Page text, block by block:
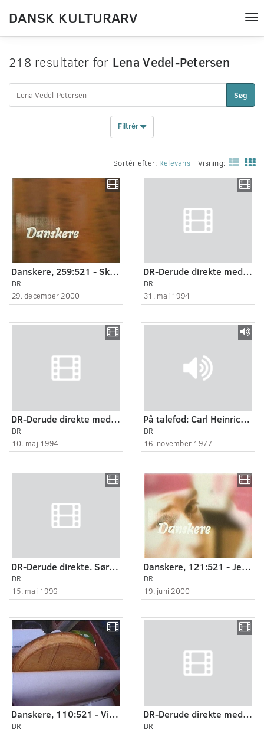
DANSK KULTURARV
218 resultater for Lena Vedel-Petersen
Søg
Filtrér
Sortér efter: Relevans Visning:
Danskere, 259:521 - Skænderi for åben skærm.
DR
29. december 2000
DR-Derude direkte med Soeren Ryge Petersen, Maj.
DR
31. maj 1994
DR-Derude direkte med Søren Ryge Petersen, Maj.
DR
10. maj 1994
På talefod: Carl Heinrich Petersen
DR
16. november 1977
DR-Derude direkte. Søren Ryge Petersen.
DR
15. maj 1996
Danskere, 121:521 - Jeg vil ha en opvaskemaskine.
DR
19. juni 2000
Danskere, 110:521 - Vi henter et dødsbo.
DR
DR-Derude direkte med Søren Ryge Petersen, April.
DR